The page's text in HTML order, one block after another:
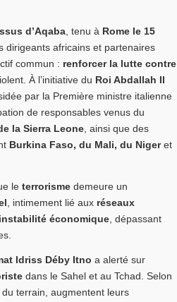
d’Aqaba, tenu à Rome le 15
dirigeants africains et partenaires
commun : renforcer la lutte contre
À l’initiative du Roi Abdallah II
par la Première ministre italienne
de responsables venus du
la Sierra Leone, ainsi que des
Burkina Faso, du Mali, du Nigeret
le terrorisme demeure un
, intimement lié aux réseaux
instabilité économique , dépassant
Idriss Déby Itno a alerté sur
dans le Sahel et au Tchad. Selon
terrain, augmentent leurs